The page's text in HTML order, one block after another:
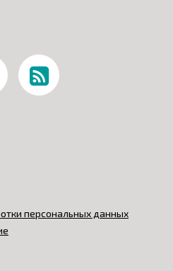
персональных данных